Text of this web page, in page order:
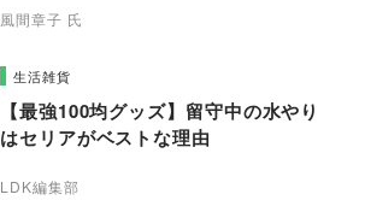
風間章子 氏
生活雑貨
【最強100均グッズ】留守中の水やり
はセリアがベストな理由
LDK編集部